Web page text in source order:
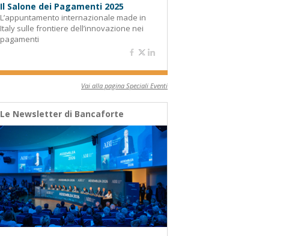
Il Salone dei Pagamenti 2025
L’appuntamento internazionale made in
Italy sulle frontiere dell’innovazione nei
pagamenti
Vai alla pagina Speciali Eventi
Le Newsletter di Bancaforte